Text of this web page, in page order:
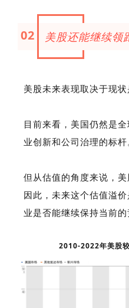
02 美股还能继续领
美股未来表现取决于现状
目前来看，美国仍然是
业创新和公司治理的标杆
但从估值的角度来说，美
因此，未来这个估值溢
业是否能继续保持当前的
2010-2022年美股